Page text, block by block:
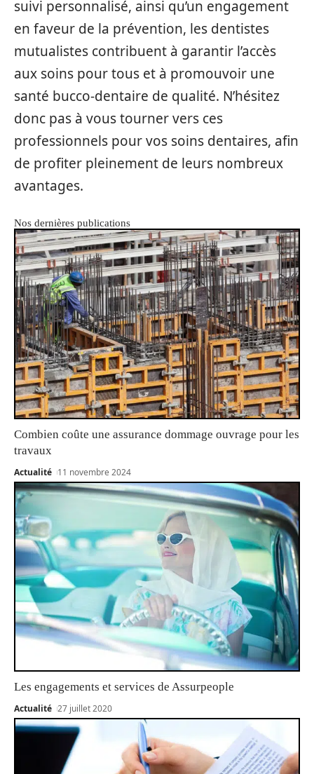
suivi personnalisé, ainsi qu’un engagement
en faveur de la prévention, les dentistes
mutualistes contribuent à garantir l’accès
aux soins pour tous et à promouvoir une
santé bucco-dentaire de qualité. N’hésitez
donc pas à vous tourner vers ces
professionnels pour vos soins dentaires, afin
de profiter pleinement de leurs nombreux
avantages.
Nos dernières publications
Combien coûte une assurance dommage ouvrage pour les
travaux
Actualité 11 novembre 2024
Les engagements et services de Assurpeople
Actualité 27 juillet 2020